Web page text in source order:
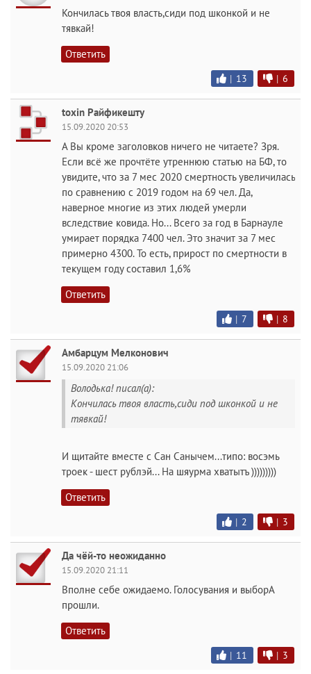
Кончилась твоя власть,сиди под шконкой и не
тявкай!
Ответить
| 13 | 6
toxin Райфикешту
15.09.2020 20:53
А Вы кроме заголовков ничего не читаете? Зря.
Если всё же прочтёте утреннюю статью на БФ, то
увидите, что за 7 мес 2020 смертность увеличилась
по сравнению с 2019 годом на 69 чел. Да,
наверное многие из этих людей умерли
вследствие ковида. Но... Всего за год в Барнауле
умирает порядка 7400 чел. Это значит за 7 мес
примерно 4300. То есть, прирост по смертности в
текущем году составил 1,6%
Ответить
| 7 | 8
Амбарцум Мелконович
15.09.2020 21:06
Володька! писал(а):
Кончилась твоя власть,сиди под шконкой и не
тявкай!
И щитайте вместе с Сан Санычем...типо: восэмь
троек - шест рублэй... На шяурма хватытъ )))))))))
Ответить
| 2 | 3
Да чёй-то неожиданно
15.09.2020 21:11
Вполне себе ожидаемо. Голосувания и выборА
прошли.
Ответить
| 11 | 3